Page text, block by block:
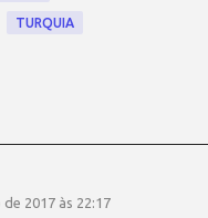
TURQUIA
2017 às 22:17